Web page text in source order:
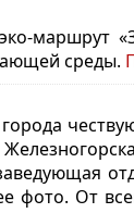
маршрут
среды.
фото. От